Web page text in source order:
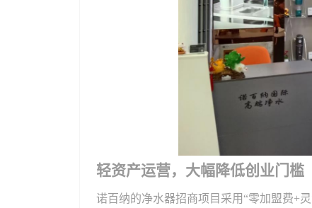
轻资产运营，大幅降低创业门槛
诺百纳的净水器招商项目采用 “零加盟费+